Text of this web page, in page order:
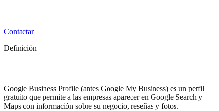
Contactar
Definición
Google Business Profile (antes Google My Business) es un perfil
gratuito que permite a las empresas aparecer en Google Search y
Maps con información sobre su negocio, reseñas y fotos.